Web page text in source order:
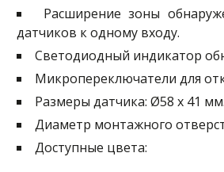
Расширение зоны
датчиков к одному входу.
Светодиодный индикатор
Микропереключатели для
Размеры датчика: Ø58 x 41 мм.
Диаметр монтажного
Доступные цвета: